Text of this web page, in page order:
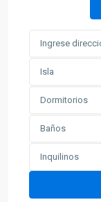
Isla
Dormitorios
Baños
Inquilinos